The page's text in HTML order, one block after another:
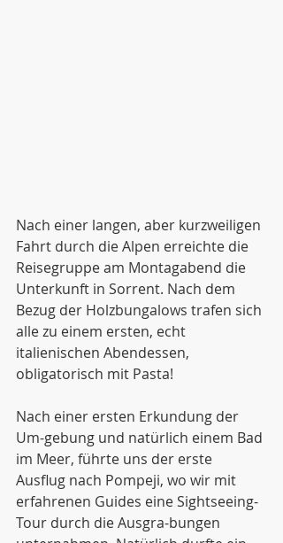
Nach einer langen, aber kurzweiligen
Fahrt durch die Alpen erreichte die
Reisegruppe am Montagabend die
Unterkunft in Sorrent. Nach dem
Bezug der Holzbungalows trafen sich
alle zu einem ersten, echt
italienischen Abendessen,
obligatorisch mit Pasta!
Nach einer ersten Erkundung der
Um-gebung und natürlich einem Bad
im Meer, führte uns der erste
Ausflug nach Pompeji, wo wir mit
erfahrenen Guides eine Sightseeing-
Tour durch die Ausgra-bungen